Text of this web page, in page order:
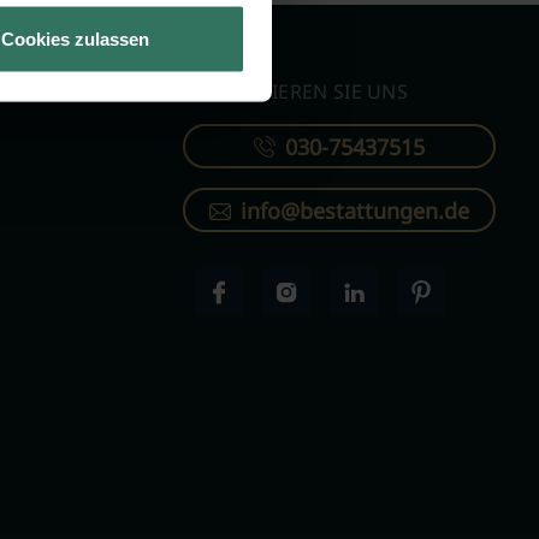
Cookies zulassen
KONTAKTIEREN SIE UNS
030-75437515
info@bestattungen.de